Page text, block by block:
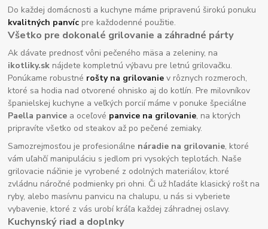
Do každej domácnosti a kuchyne máme pripravenú širokú ponuku
kvalitných panvíc pre každodenné použitie.
Všetko pre dokonalé grilovanie a záhradné párty
Ak dávate prednosť vôni pečeného mäsa a zeleniny, na
ikotliky.sk nájdete kompletnú výbavu pre letnú grilovačku.
Ponúkame robustné rošty na grilovanie v rôznych rozmeroch,
ktoré sa hodia nad otvorené ohnisko aj do kotlín. Pre milovníkov
španielskej kuchyne a veľkých porcií máme v ponuke špeciálne
Paella panvice a oceľové panvice na grilovanie, na ktorých
pripravíte všetko od steakov až po pečené zemiaky.
Samozrejmosťou je profesionálne náradie na grilovanie, ktoré
vám uľahčí manipuláciu s jedlom pri vysokých teplotách. Naše
grilovacie náčinie je vyrobené z odolných materiálov, ktoré
zvládnu náročné podmienky pri ohni. Či už hľadáte klasický rošt na
ryby, alebo masívnu panvicu na chalupu, u nás si vyberiete
vybavenie, ktoré z vás urobí kráľa každej záhradnej oslavy.
Kuchynský riad a doplnky